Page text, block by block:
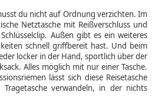
du nicht auf Ordnung verzichten. Im
Netztasche mit Reißverschluss und
Außen gibt es ein weiteres
schnell griffbereit hast. Und beim
locker in der Hand, sportlich über der
Alles möglich mit nur einer Tasche.
lässt sich diese Reisetasche
verwandeln, in der nichts